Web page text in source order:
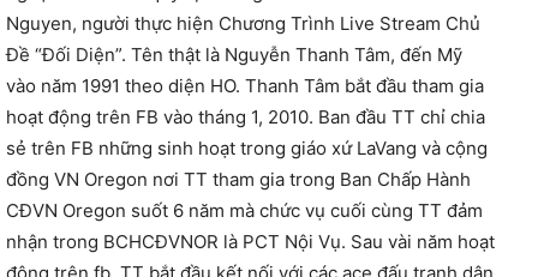
Nguyen, người thực hiện Chương Trình Live Stream Chủ
Đề “Đối Diện”. Tên thật là Nguyễn Thanh Tâm, đến Mỹ
vào năm 1991 theo diện HO. Thanh Tâm bắt đầu tham gia
hoạt động trên FB vào tháng 1, 2010. Ban đầu TT chỉ chia
sẻ trên FB những sinh hoạt trong giáo xứ LaVang và cộng
đồng VN Oregon nơi TT tham gia trong Ban Chấp Hành
CĐVN Oregon suốt 6 năm mà chức vụ cuối cùng TT đảm
nhận trong BCHCĐVNOR là PCT Nội Vụ. Sau vài năm hoạt
động trên fb, TT bắt đầu kết nối với các ace đấu tranh dân